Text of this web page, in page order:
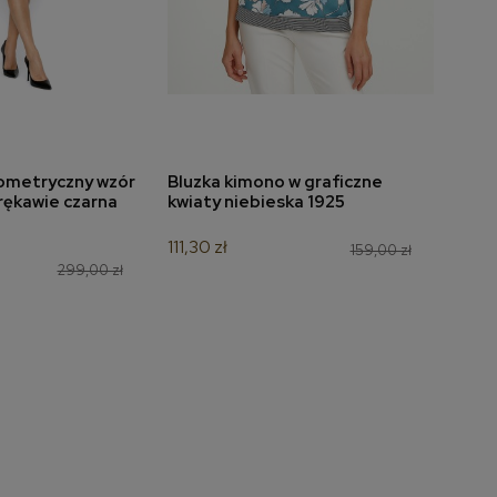
koszyka
wzór
czarna
299,00 zł
dodaj do koszyka
Bluzka kimono w graficzne
kwiaty niebieska 1925
159,00 zł
111,30 zł